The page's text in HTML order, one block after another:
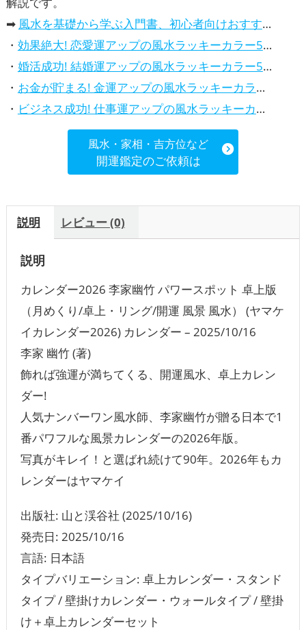
➡ 風水を基礎から学ぶ入門書、初心者向けおすすめ本
・ 効果絶大! 恋愛運アップの風水ラッキーカラー5選、解説付き
・ 婚活成功! 結婚運アップの風水ラッキーカラー5選、効果解説
・ お金が貯まる! 金運アップの風水ラッキーカラー5選、効果解説
・ ビジネス成功! 仕事運アップの風水ラッキーカラー5選、効果解説
風水・家相・吉方位など
開運鑑定のご依頼は
説明 レビュー (0)
説明
カレンダー2026 李家幽竹 パワースポット 卓上版
（月めくり/卓上・リング/開運 風景 風水） (ヤマケ
イカレンダー2026) カレンダー – 2025/10/16
李家 幽竹 (著)
飾れば強運が満ちてくる、開運風水、卓上カレン
ダー!
人気ナンバーワン風水師、李家幽竹が贈る日本で1
番パワフルな風景カレンダーの2026年版。
写真がキレイ！と選ばれ続けて90年。2026年もカ
レンダーはヤマケイ
出版社: 山と渓谷社 (2025/10/16)
発売日: 2025/10/16
言語: ‎日本語
タイプバリエーション: 卓上カレンダー・スタンド
タイプ / ‎‎壁掛けカレンダー・ウォールタイプ / 壁掛
け＋卓上カレンダーセット